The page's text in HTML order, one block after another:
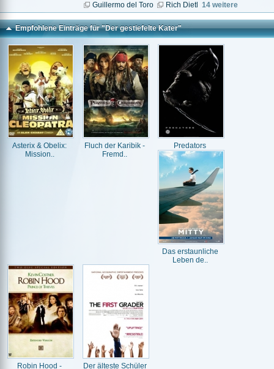
Guillermo del Toro
Rich Dietl 14 weitere
Empfohlene Einträge für "Der gestiefelte Kater"
Asterix & Obelix:
Mission..
Fluch der Karibik -
Fremd..
Predators
Das erstaunliche
Leben de..
Robin Hood -
Der älteste Schüler